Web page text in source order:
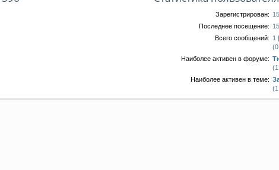
Зарегистрирован:
Последнее посещение:
Всего сообщений: 1 |
Наиболее активен в форуме:
Наиболее активен в теме: